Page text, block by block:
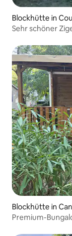
Blockhütte in
Sehr schöner
Blockhütte in
Premium-